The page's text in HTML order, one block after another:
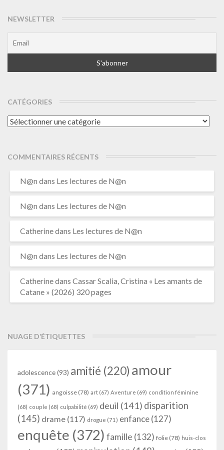
NEWSLETTER
CATÉGORIES
Catégories
COMMENTAIRES RÉCENTS
N@n dans Les lectures de N@n
N@n dans Les lectures de N@n
Catherinedans Les lectures de N@n
N@n dans Les lectures de N@n
Catherinedans Cassar Scalia, Cristina « Les amants de
Catane » (2026) 320 pages
NUAGE D’ÉTIQUETTES
adolescence(93) amitié (220) amour
(371) angoisse (78) art (67) Aventure (69) condition féminine
(68) couple (68) culpabilité (69) deuil (141) disparition
(145) drame (117) drogue (71) enfance(127)
enquête (372) famille (132) folie (78) huis-clos